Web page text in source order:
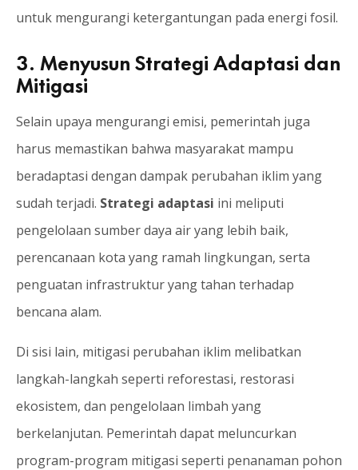
untuk mengurangi ketergantungan pada energi fosil.
3. Menyusun Strategi Adaptasi dan
Mitigasi
Selain upaya mengurangi emisi, pemerintah juga
harus memastikan bahwa masyarakat mampu
beradaptasi dengan dampak perubahan iklim yang
sudah terjadi. Strategi adaptasi ini meliputi
pengelolaan sumber daya air yang lebih baik,
perencanaan kota yang ramah lingkungan, serta
penguatan infrastruktur yang tahan terhadap
bencana alam.
Di sisi lain, mitigasi perubahan iklim melibatkan
langkah-langkah seperti reforestasi, restorasi
ekosistem, dan pengelolaan limbah yang
berkelanjutan. Pemerintah dapat meluncurkan
program-program mitigasi seperti penanaman pohon